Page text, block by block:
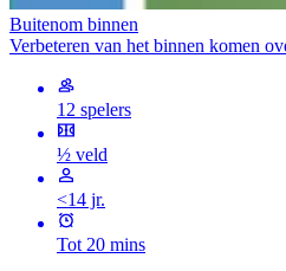
Buitenom binnen
Verbeteren van het binnen komen
12 spelers
½ veld
<14 jr.
Tot 20 mins